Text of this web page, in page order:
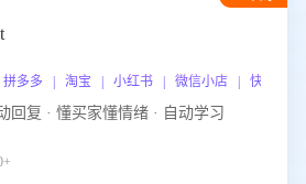
多多 | 淘宝 | 小红书 | 微信小店 | 快手 |
回复 · 懂买家懂情绪 · 自动学习